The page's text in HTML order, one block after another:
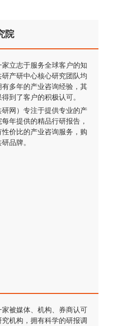
院
立志于服务全球客户的知
产研中心核心研究团队均
多年的产业咨询经验，其
到了客户的积极认可。
网）专注于提供专业的产
年提供的精品行研报告，
价比的产业咨询服务，购
品牌。
被媒体、机构、券商认可
机构，拥有科学的研报调